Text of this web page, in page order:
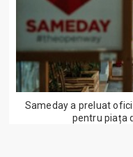
Sameday a preluat
pentru piața